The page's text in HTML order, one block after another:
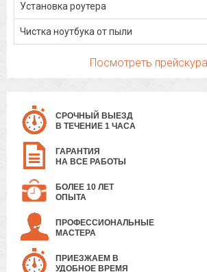
Установка роутера
Чистка ноутбука от пыли
Посмотреть
СРОЧНЫЙ ВЫЕЗД
В ТЕЧЕНИЕ 1 ЧАСА
ГАРАНТИЯ
НА ВСЕ РАБОТЫ
БОЛЕЕ 10 ЛЕТ
ОПЫТА
ПРОФЕССИОНАЛЬНЫЕ
МАСТЕРА
ПРИЕЗЖАЕМ В
УДОБНОЕ ВРЕМЯ